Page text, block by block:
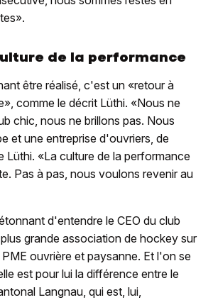
de la performance
être réalisé, c'est un «retour à
comme le décrit Lüthi. «Nous ne
chic, nous ne brillons pas. Nous
et une entreprise d'ouvriers, de
Lüthi. «La culture de la performance
Pas à pas, nous voulons revenir au
d'entendre le CEO du club
grande association de hockey sur
ouvrière et paysanne. Et l'on se
est pour lui la différence entre le
Langnau, qui est, lui,